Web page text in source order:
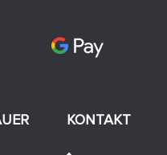
KONTAKT